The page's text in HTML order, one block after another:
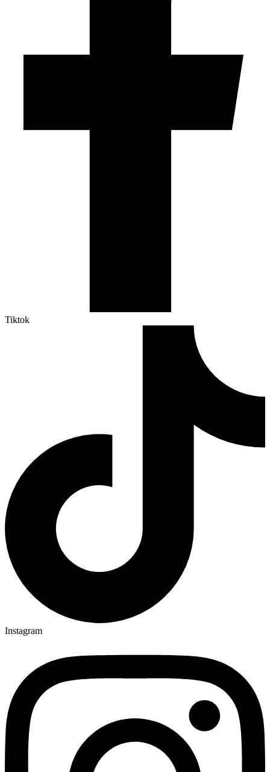
Tiktok
Instagram